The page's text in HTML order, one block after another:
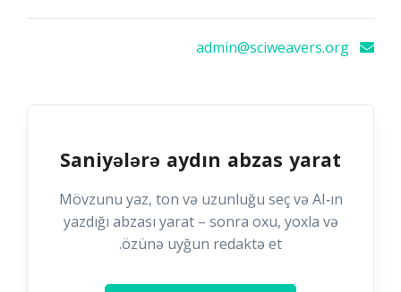
Saniyələrə aydın abzas yarat
Mövzunu yaz, ton və uzunluğu seç və AI‑ın
yazdığı abzası yarat – sonra oxu, yoxla və
özünə uyğun redaktə et.